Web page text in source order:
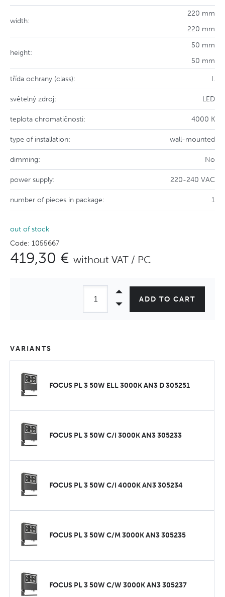
width:
220 mm
220 mm
height:
50 mm
50 mm
třída ochrany (class): I.
světelný zdroj: LED
teplota chromatičnosti: 4000 K
type of installation: wall-mounted
dimming: No
power supply: 220-240 VAC
number of pieces in package: 1
out of stock
Code: 1055667
419,30 € without VAT / PC
ADD TO CART
VARIANTS
FOCUS PL 3 50W ELL 3000K AN3 D 305251
FOCUS PL 3 50W C/I 3000K AN3 305233
FOCUS PL 3 50W C/I 4000K AN3 305234
FOCUS PL 3 50W C/M 3000K AN3 305235
FOCUS PL 3 50W C/W 3000K AN3 305237